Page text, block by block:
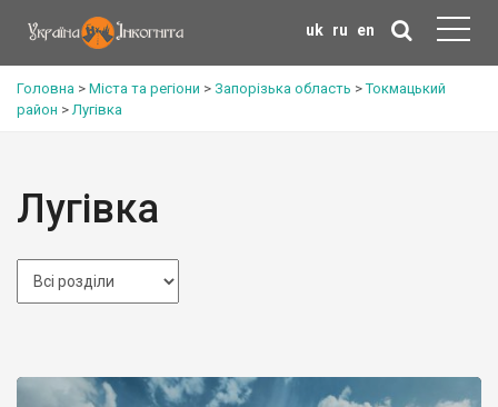
uk ru en
Головна > Міста та регіони > Запорізька область >Токмацький
район >Лугівка
Лугівка